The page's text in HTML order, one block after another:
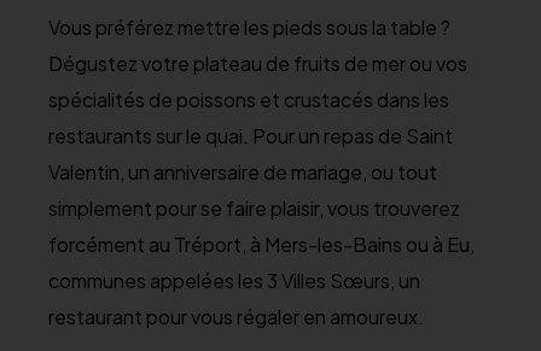
Vous préférez mettre les pieds sous la table ?
Dégustez votre plateau de fruits de mer ou vos
spécialités de poissons et crustacés dans les
restaurants sur le quai. Pour un repas de Saint
Valentin, un anniversaire de mariage, ou tout
simplement pour se faire plaisir, vous trouverez
forcément au Tréport, à Mers-les-Bains ou à Eu,
communes appelées les 3 Villes Sœurs, un
restaurant pour vous régaler en amoureux.